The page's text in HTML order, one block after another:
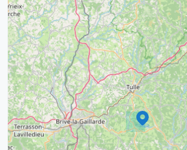
6
9
6
5
6
6
12
7
8
6
7
15
8
17
17